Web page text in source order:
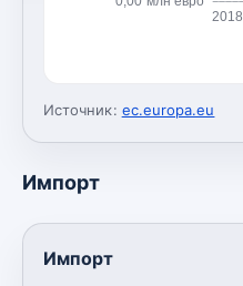
2018
Источник: ec.europa.eu
Импорт
Импорт